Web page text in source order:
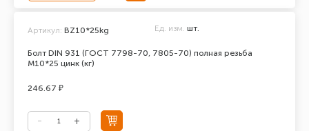
Болт DIN 931 (ГОСТ 7798-70, 7805-70) полная резьба
М10*25 цинк (кг)
Артикул: BZ10*25kg Ед. изм. шт.
246.67 ₽